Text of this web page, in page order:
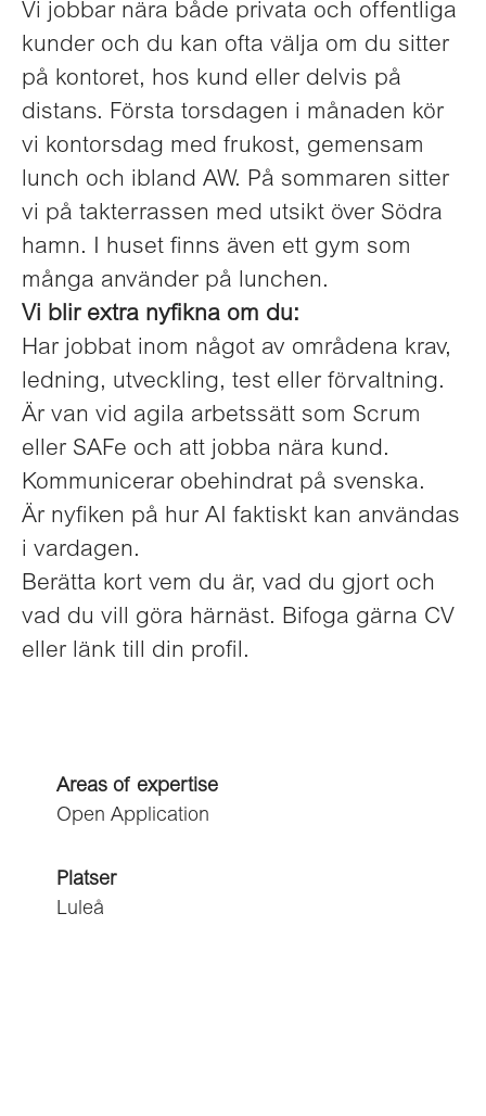
Vi jobbar nära både privata och offentliga
kunder och du kan ofta välja om du sitter
på kontoret, hos kund eller delvis på
distans. Första torsdagen i månaden kör
vi kontorsdag med frukost, gemensam
lunch och ibland AW. På sommaren sitter
vi på takterrassen med utsikt över Södra
hamn. I huset finns även ett gym som
många använder på lunchen.
Vi blir extra nyfikna om du:
Har jobbat inom något av områdena krav,
ledning, utveckling, test eller förvaltning.
Är van vid agila arbetssätt som Scrum
eller SAFe och att jobba nära kund.
Kommunicerar obehindrat på svenska.
Är nyfiken på hur AI faktiskt kan användas
i vardagen.
Berätta kort vem du är, vad du gjort och
vad du vill göra härnäst. Bifoga gärna CV
eller länk till din profil.
Areas of expertise
Open Application
Platser
Luleå